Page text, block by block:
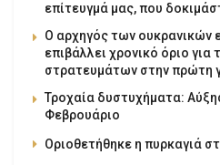
επίτευγμά μας, που
Ο αρχηγός των ουκρανικών
επιβάλλει χρονικό όριο για
στρατευμάτων στην πρώτη
Τροχαία δυστυχήματα:
Φεβρουάριο
Οριοθετήθηκε η πυρκαγιά